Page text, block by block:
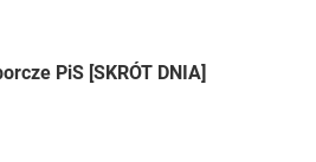
PiS [SKRÓT DNIA]